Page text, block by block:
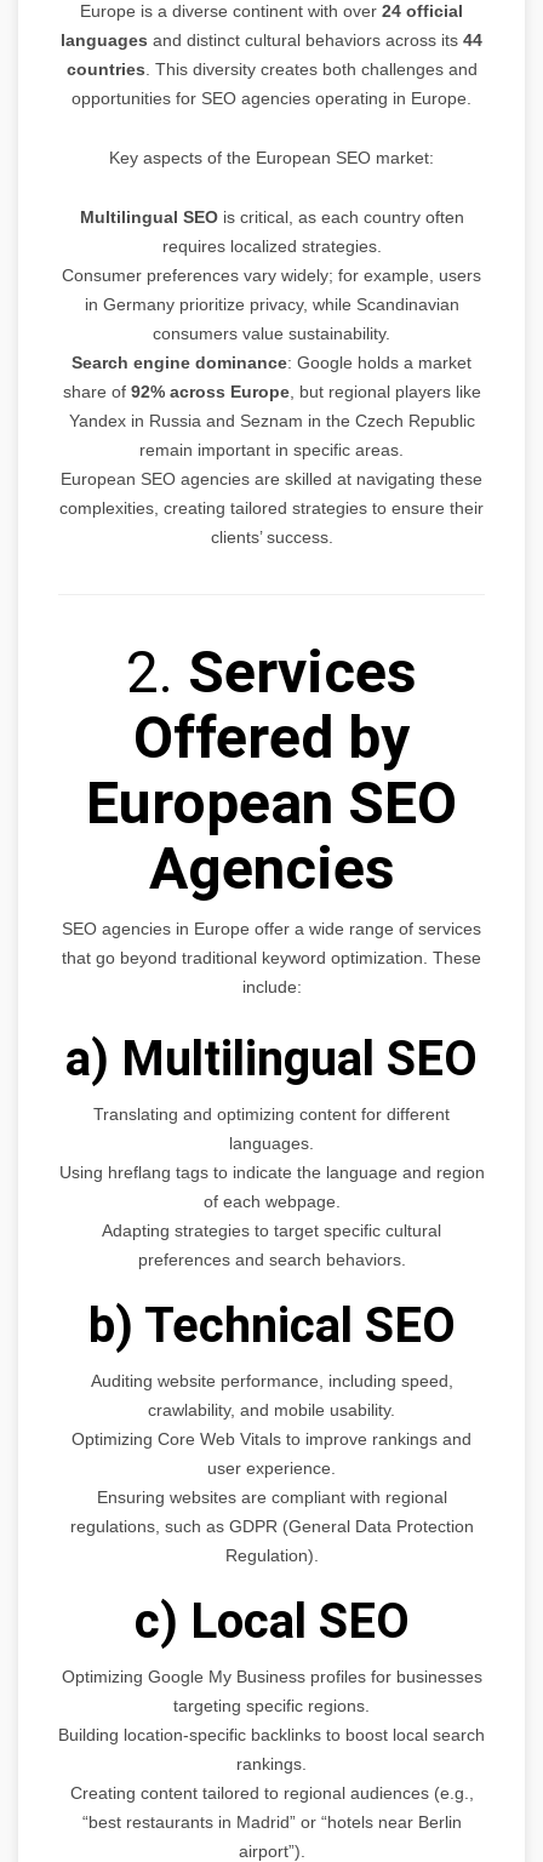
Europe is a diverse continent with over 24 official
languages and distinct cultural behaviors across its 44
countries . This diversity creates both challenges and
opportunities for SEO agencies operating in Europe.
Key aspects of the European SEO market:
Multilingual SEOis critical, as each country often
requires localized strategies.
Consumer preferences vary widely; for example, users
in Germany prioritize privacy, while Scandinavian
consumers value sustainability.
Search engine dominance: Google holds a market
share of 92% across Europe, but regional players like
Yandex in Russia and Seznam in the Czech Republic
remain important in specific areas.
European SEO agencies are skilled at navigating these
complexities, creating tailored strategies to ensure their
clients’ success.
2. Services
Offered by
European SEO
Agencies
SEO agencies in Europe offer a wide range of services
that go beyond traditional keyword optimization. These
include:
a) Multilingual SEO
Translating and optimizing content for different
languages.
Using hreflang tags to indicate the language and region
of each webpage.
Adapting strategies to target specific cultural
preferences and search behaviors.
b) Technical SEO
Auditing website performance, including speed,
crawlability, and mobile usability.
Optimizing Core Web Vitals to improve rankings and
user experience.
Ensuring websites are compliant with regional
regulations, such as GDPR (General Data Protection
Regulation).
c) Local SEO
Optimizing Google My Business profiles for businesses
targeting specific regions.
Building location-specific backlinks to boost local search
rankings.
Creating content tailored to regional audiences (e.g.,
“best restaurants in Madrid” or “hotels near Berlin
airport”).